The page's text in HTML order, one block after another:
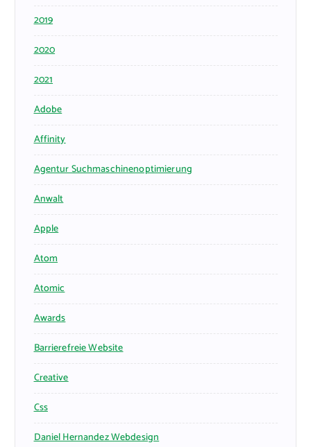
2019
2020
2021
Adobe
Affinity
Agentur Suchmaschinenoptimierung
Anwalt
Apple
Atom
Atomic
Awards
Barrierefreie Website
Creative
Css
Daniel Hernandez Webdesign